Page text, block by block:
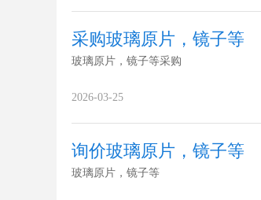
采购玻璃原片，镜子等
玻璃原片，镜子等采购
2026-03-25
询价玻璃原片，镜子等
玻璃原片，镜子等